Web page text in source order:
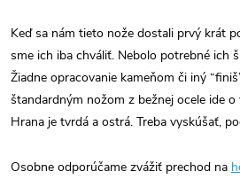
Keď sa nám tieto nože dostali prvý krát
sme ich iba chváliť. Nebolo potrebné ich
Žiadne opracovanie kameňom či iný
štandardným nožom z bežnej ocele ide o
Hrana je tvrdá a ostrá. Treba vyskúšať,
Osobne odporúčame zvážiť prechod na